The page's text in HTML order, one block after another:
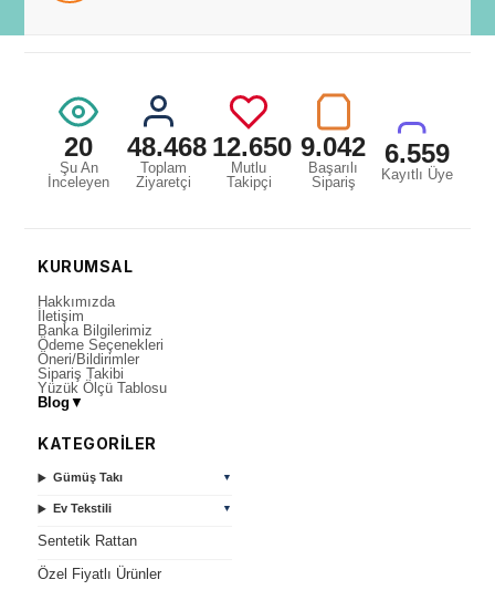
20
Şu An
İnceleyen
48.468
Toplam
Ziyaretçi
12.650
Mutlu
Takipçi
9.042
Başarılı
Sipariş
6.559
Kayıtlı Üye
KURUMSAL
Hakkımızda
İletişim
Banka Bilgilerimiz
Ödeme Seçenekleri
Öneri/Bildirimler
Sipariş Takibi
Yüzük Ölçü Tablosu
Blog ▼
KATEGORİLER
Gümüş Takı ▼
Ev Tekstili ▼
Sentetik Rattan
Özel Fiyatlı Ürünler